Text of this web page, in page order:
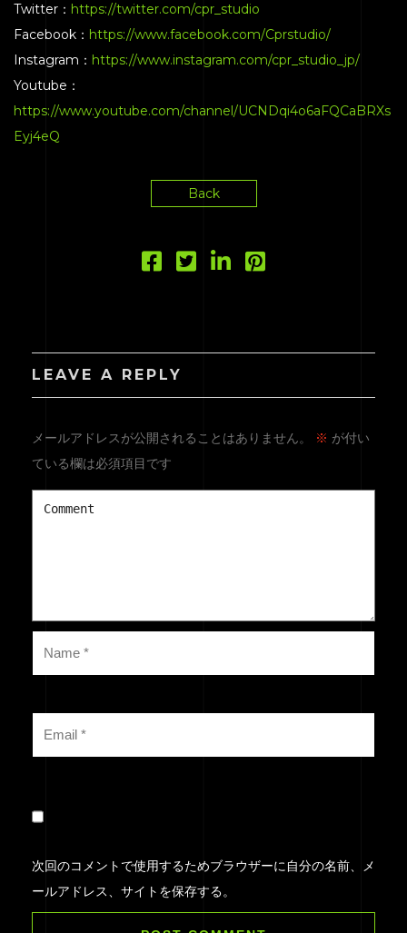
Twitter： https://twitter.com/cpr_studio
Facebook： https://www.facebook.com/Cprstudio/
Instagram： https://www.instagram.com/cpr_studio_jp/
Youtube：
https://www.youtube.com/channel/UCNDqi4o6aFQCaBRXs
Eyj4eQ
Back
LEAVE A REPLY
メールアドレスが公開されることはありません。 ※ が付い
ている欄は必須項目です
次回のコメントで使用するためブラウザーに自分の名前、メ
ールアドレス、サイトを保存する。